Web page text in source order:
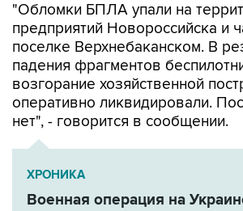
"Обломки БПЛА упали на
предприятий Новороссийска и
поселке Верхнебаканском. В
падения фрагментов
возгорание хозяйственной
оперативно ликвидировали.
нет", - говорится в сообщении.
ХРОНИКА
Военная операция на